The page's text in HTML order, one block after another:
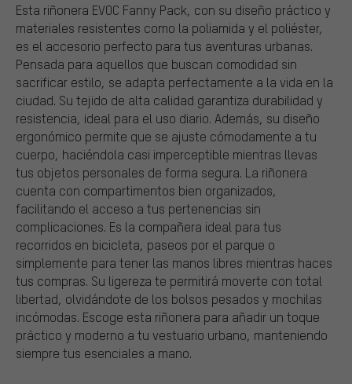
Esta riñonera EVOC Fanny Pack, con su diseño práctico y
materiales resistentes como la poliamida y el poliéster,
es el accesorio perfecto para tus aventuras urbanas.
Pensada para aquellos que buscan comodidad sin
sacrificar estilo, se adapta perfectamente a la vida en la
ciudad. Su tejido de alta calidad garantiza durabilidad y
resistencia, ideal para el uso diario. Además, su diseño
ergonómico permite que se ajuste cómodamente a tu
cuerpo, haciéndola casi imperceptible mientras llevas
tus objetos personales de forma segura. La riñonera
cuenta con compartimentos bien organizados,
facilitando el acceso a tus pertenencias sin
complicaciones. Es la compañera ideal para tus
recorridos en bicicleta, paseos por el parque o
simplemente para tener las manos libres mientras haces
tus compras. Su ligereza te permitirá moverte con total
libertad, olvidándote de los bolsos pesados y mochilas
incómodas. Escoge esta riñonera para añadir un toque
práctico y moderno a tu vestuario urbano, manteniendo
siempre tus esenciales a mano.